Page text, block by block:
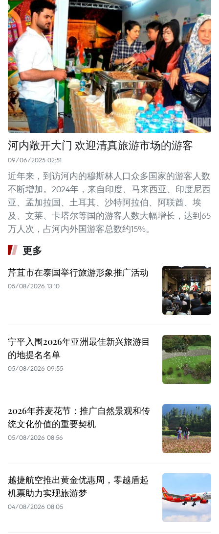
河内敞开大门 欢迎清真旅游市场的游客
09/06/2025 02:51
近年来，到访河内的穆斯林人口众多国家的游客人数
不断增加。2024年，来自印度、马来西亚、印度尼西
亚、孟加拉国、土耳其、沙特阿拉伯、阿联酋、埃
及、文莱、卡塔尔等国的游客人数大幅增长，达到65
万人次，占河内外国游客总数约15%。
更多
芹苴市在泰国举行旅游形象推广活动
05/08/2026 13:10
宁平入围2026年亚洲最佳新兴旅游目
的地提名名单
05/08/2026 09:55
2026年荞麦花节：推广自然景观和传
统文化价值的重要契机
05/08/2026 08:56
越捷航空推出黄金优惠周，零越盾起
机票助力实现旅游梦
04/08/2026 08:05